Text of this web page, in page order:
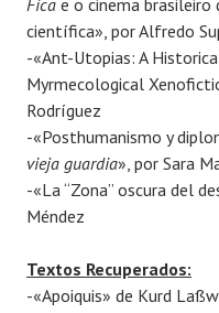
c
a
d
a
e
n
1
4
j
l
i
m
a
e
l
Fica e o cinema brasileiro
científica», por Alfredo
-«Ant-Utopias: A
Myrmecological
Rodríguez
-«Posthumanismo y
vieja guardia», por Sara
-«La “Zona” oscura del
Méndez
Textos Recuperados:
-«Apoiquis» de Kurd